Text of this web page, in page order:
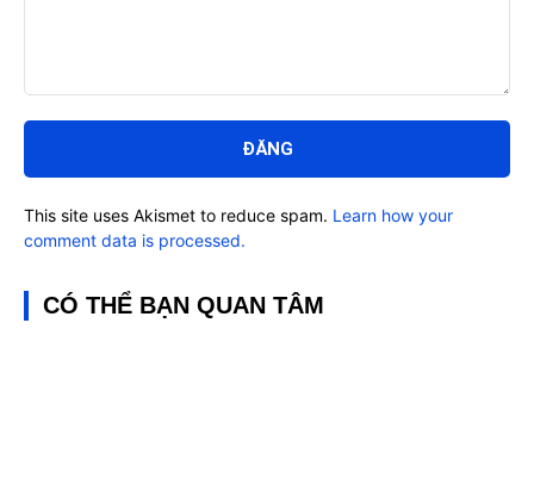
luận:
This site uses Akismet to reduce spam. Learn how your
comment data is processed.
CÓ THỂ BẠN QUAN TÂM